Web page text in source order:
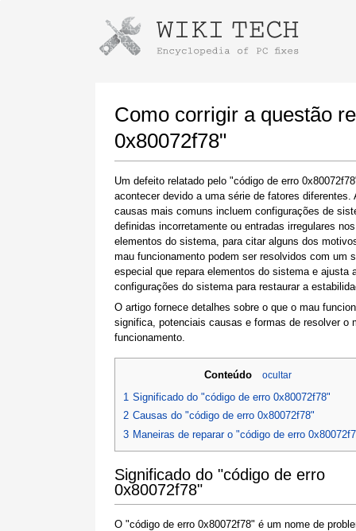
Como corrigir a questão
0x80072f78"
Um defeito relatado pelo "código de erro
acontecer devido a uma série de fatores diferentes.
causas mais comuns incluem configurações de
definidas incorretamente ou entradas irregulares nos
elementos do sistema, para citar alguns dos
mau funcionamento podem ser resolvidos com um
especial que repara elementos do sistema e ajusta
configurações do sistema para restaurar a
O artigo fornece detalhes sobre o que o mau
significa, potenciais causas e formas de resolver o
funcionamento.
Conteúdo ocultar
1 Significado do "código de erro 0x80072f78"
2 Causas do "código de erro 0x80072f78"
3 Maneiras de reparar o "código de erro
Significado do "código de erro
0x80072f78"
O "código de erro 0x80072f78" é um nome de
Instruções para baixar usando o
Quando o download estiver concluído, clique
no link do arquivo baixado